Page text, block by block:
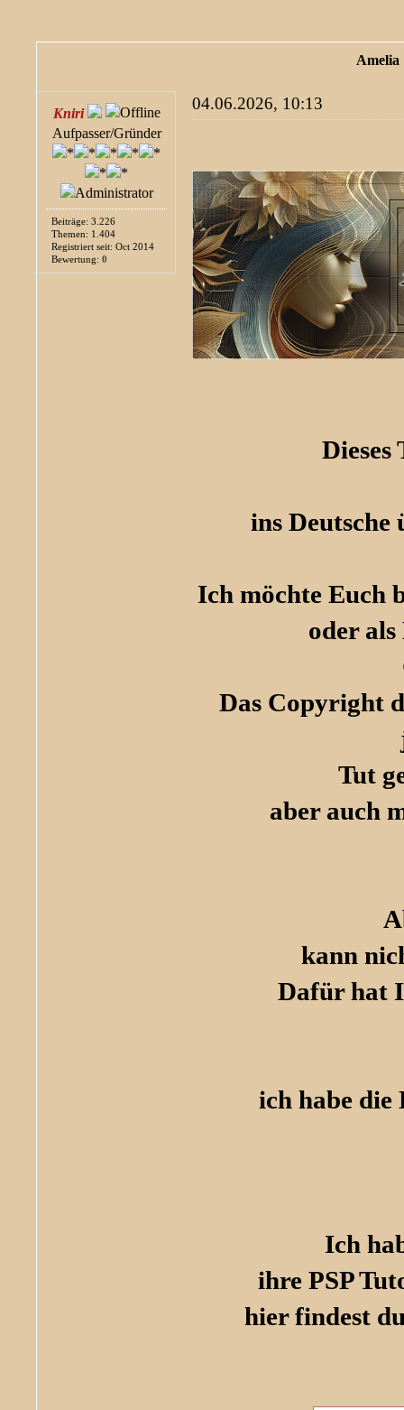
Amelia
Kniri
Aufpasser/Gründer
Beiträge: 3.226
Themen: 1.404
Registriert seit: Oct 2014
Bewertung: 0
04.06.2026, 10:13
ins Deutsche
Ich möchte Euch
oder als
Das Copyright
Tut
aber auch
kann
Dafür hat
ich habe die
Ich
ihre PSP
hier findest